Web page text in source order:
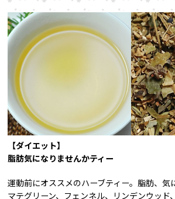
【ダイエット】
脂肪気になりませんかティー
運動前にオススメのハーブティー。脂肪、気
マテグリーン、フェンネル、リンデンウッド